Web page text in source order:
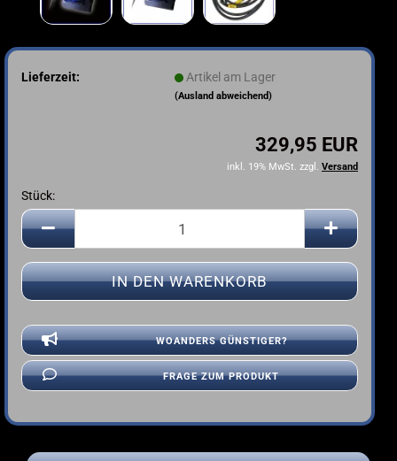
Lieferzeit: Artikel am Lager
(Ausland abweichend)
329,95 EUR
inkl. 19% MwSt. zzgl. Versand
Stück:
Stück
WOANDERS GÜNSTIGER?
FRAGE ZUM PRODUKT